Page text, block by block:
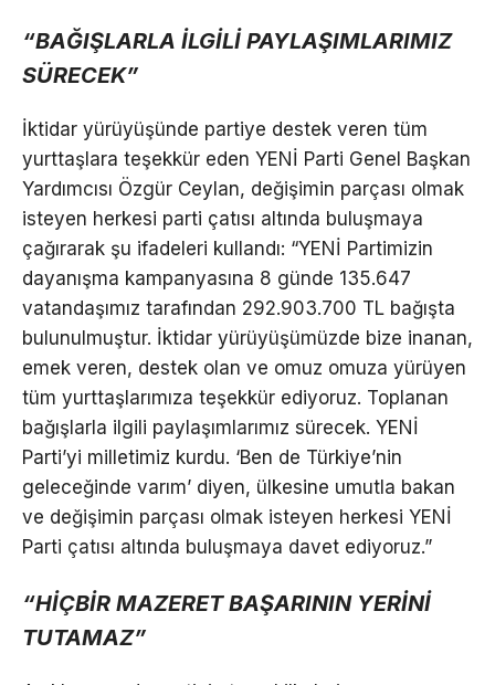
“BAĞIŞLARLA İLGİLİ PAYLAŞIMLARIMIZ
SÜRECEK”
İktidar yürüyüşünde partiye destek veren tüm
yurttaşlara teşekkür eden YENİ Parti Genel Başkan
Yardımcısı Özgür Ceylan, değişimin parçası olmak
isteyen herkesi parti çatısı altında buluşmaya
çağırarak şu ifadeleri kullandı: “YENİ Partimizin
dayanışma kampanyasına 8 günde 135.647
vatandaşımız tarafından 292.903.700 TL bağışta
bulunulmuştur. İktidar yürüyüşümüzde bize inanan,
emek veren, destek olan ve omuz omuza yürüyen
tüm yurttaşlarımıza teşekkür ediyoruz. Toplanan
bağışlarla ilgili paylaşımlarımız sürecek. YENİ
Parti’yi milletimiz kurdu. ‘Ben de Türkiye’nin
geleceğinde varım’ diyen, ülkesine umutla bakan
ve değişimin parçası olmak isteyen herkesi YENİ
Parti çatısı altında buluşmaya davet ediyoruz.”
“HİÇBİR MAZERET BAŞARININ YERİNİ
TUTAMAZ”